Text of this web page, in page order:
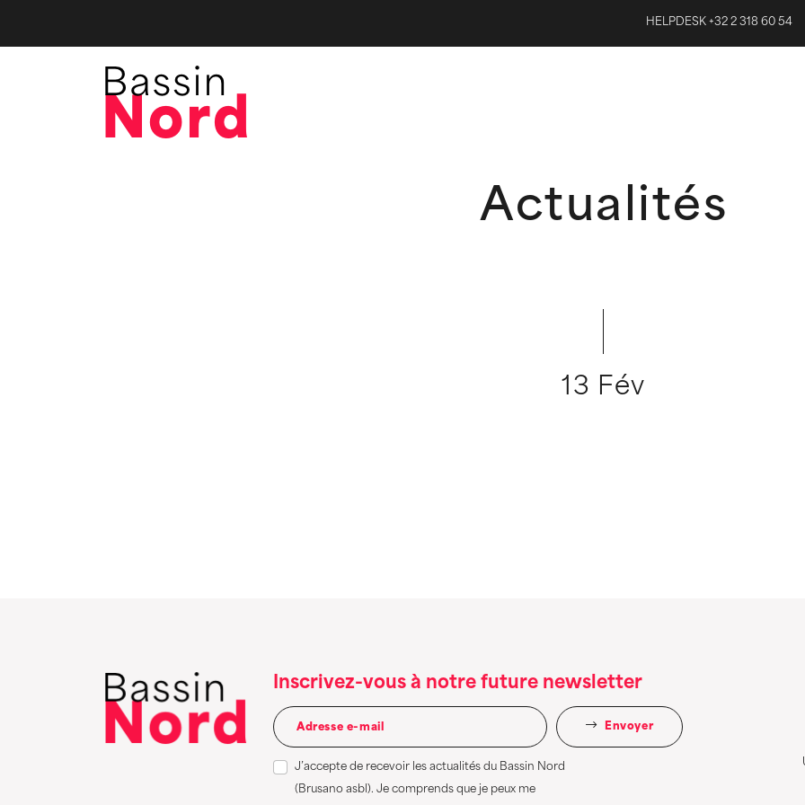
HELPDESK +32 2 318 60 54
Actualités
13 Fév
Inscrivez-vous à notre future newsletter
Envoyer
J’accepte de recevoir les actualités du Bassin Nord
(Brusano asbl). Je comprends que je peux me